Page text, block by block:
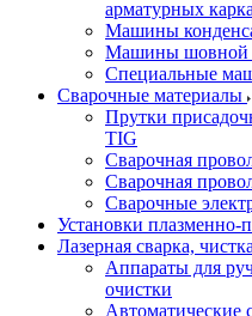
арматурных
Машины
Машины шовной
Специальные
Сварочные материалы
Прутки
TIG
Сварочная
Сварочная
Сварочные
Установки плазменно-
Лазерная сварка,
Аппараты для
очистки
Автоматические